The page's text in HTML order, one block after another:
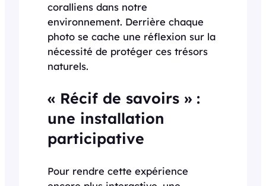
coralliens dans notre
environnement. Derrière chaque
photo se cache une réflexion sur la
nécessité de protéger ces trésors
naturels.
« Récif de savoirs » :
une installation
participative
Pour rendre cette expérience